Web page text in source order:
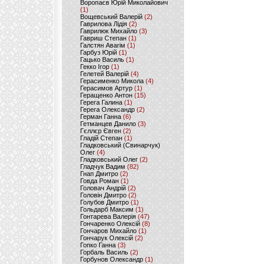
Воропаєв Юрій Миколайович
(1)
Вощевський Валерій(2)
Гаврилова Лідія (2)
Гаврилюк Михайло (3)
Гавриш Степан (1)
Галстян Авагім (1)
Гарбуз Юрій (1)
Гацько Василь (1)
Гекко Ігор(1)
Гелетей Валерій (4)
Герасименко Микола (4)
Герасимов Артур (1)
Геращенко Антон(15)
Герега Галина (1)
Герега Олександр (2)
Герман Ганна (6)
Гетманцев Данило (3)
Гєллєр Євген (2)
Гладій Степан(1)
Гладковський (Свинарчук)
Олег (4)
Гладковський Олег (2)
Гладчук Вадим (82)
Гнап Дмитро (2)
Говда Роман(1)
Головач Андрій (2)
Головін Дмитро (2)
Голубов Дмитро (1)
Гольдарб Максим(1)
Гонтарева Валерія (47)
Гончаренко Олексій(8)
Гончаров Михайло (1)
Гончарук Олексій (2)
Гопко Ганна (3)
Горбаль Василь (2)
Горбунов Олександр (1)